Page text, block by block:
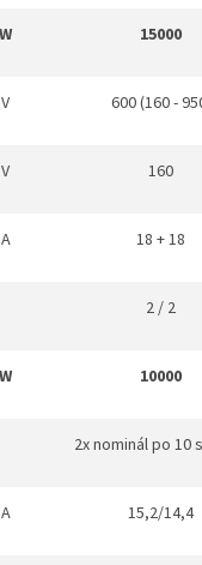
W 15000
V 600 (160 -
V 160
A 18 + 18
2 / 2
W 10000
2x nominál po 10
A 15,2/14,4